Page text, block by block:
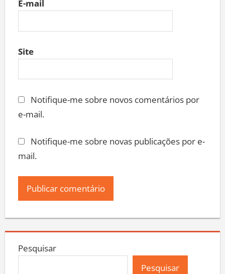
E-mail
Site
Notifique-me sobre novos comentários por
e-mail.
Notifique-me sobre novas publicações por e-
mail.
Pesquisar
Pesquisar